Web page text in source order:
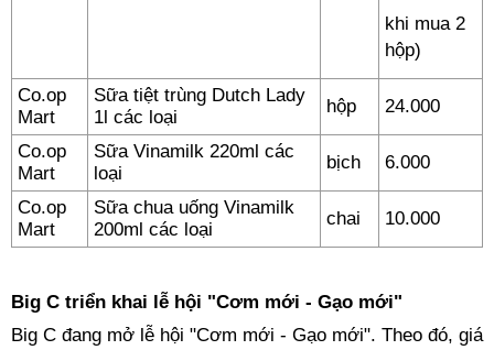
khi mua 2
hộp)
Co.op
Mart
Sữa tiệt trùng Dutch Lady
1l các loại
hộp 24.000
Co.op
Mart
Sữa Vinamilk 220ml các
loại
bịch 6.000
Co.op
Mart
Sữa chua uống Vinamilk
200ml các loại
chai 10.000
Big C triển khai lễ hội "Cơm mới - Gạo mới"
Big C đang mở lễ hội "Cơm mới - Gạo mới". Theo đó, giá